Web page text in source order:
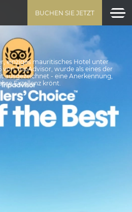
BUCHEN SIE JETZT
einziges mauritisches Hotel unter
von TripAdvisor, wurde als eines der
ausgezeichnet - eine Anerkennung,
Exzellenz krönt.